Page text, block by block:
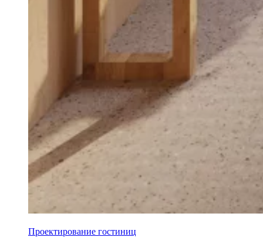
Проектирование гостиниц